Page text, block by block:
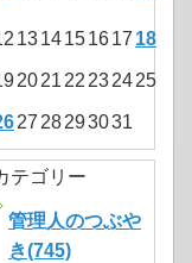
1314151617 18
2021 22 232425
27 28293031
テゴリー
管理人のつぶや
き(745)